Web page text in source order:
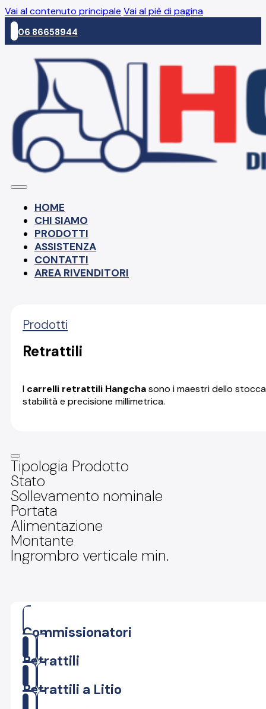
Vai al contenuto principale Vai al piè di pagina
06 86658944
HOME
CHI SIAMO
PRODOTTI
ASSISTENZA
CONTATTI
AREA RIVENDITORI
Prodotti
Retrattili
I carrelli retrattili Hangchasono i maestri dello
stabilità e precisione millimetrica.
Tipologia Prodotto
Stato
Sollevamento nominale
Portata
Alimentazione
Montante
Ingrombro verticale min.
Commissionatori
Retrattili
Retrattili a Litio